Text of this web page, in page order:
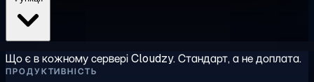
Що є в кожному сервері Cloudzy. Стандарт, а не доплата.
ПРОДУКТИВНІСТЬ